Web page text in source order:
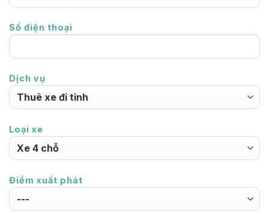
Số điện thoại
Dịch vụ
Loại xe
Điểm xuất phát